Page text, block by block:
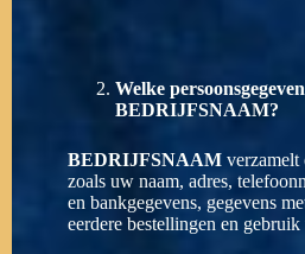
Welke
BEDRIJFSNAAM?
BEDRIJFSNAAMverzamelt
zoals uw naam, adres,
en bankgegevens, gegevens
eerdere bestellingen en